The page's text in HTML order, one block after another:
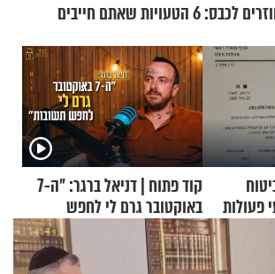
אחרי תשעה באב חוזרים לכבס: 6 הטעויות שאתם חייבים
פעולות
קוד פתוח | דניאל ברגר: "ה-7
באוקטובר גרם לי לחפש
תשובות"